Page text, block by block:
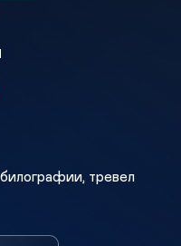
тревел